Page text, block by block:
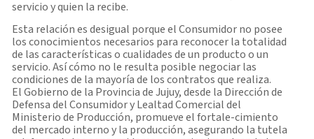
servicio y quien la recibe.
Esta relación es desigual porque el Consumidor no posee
los conocimientos necesarios para reconocer la totalidad
de las características o cualidades de un producto o un
servicio. Así cómo no le resulta posible negociar las
condiciones de la mayoría de los contratos que realiza.
El Gobierno de la Provincia de Jujuy, desde la Dirección de
Defensa del Consumidor y Lealtad Comercial del
Ministerio de Producción, promueve el fortale-cimiento
del mercado interno y la producción, asegurando la tutela